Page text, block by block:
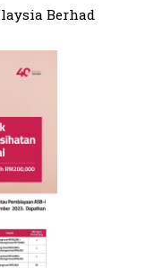
Berhad